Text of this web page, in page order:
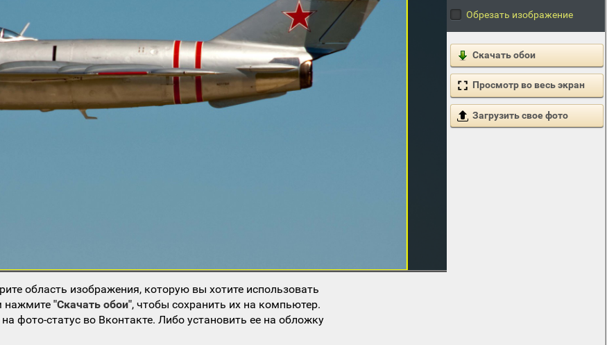
Обрезать изображение
Скачать обои
Просмотр во весь экран
Загрузить свое фото
область изображения, которую вы хотите использовать
нажмите"Скачать обои", чтобы сохранить их на компьютер.
фото-статус во Вконтакте. Либо установить ее на обложку